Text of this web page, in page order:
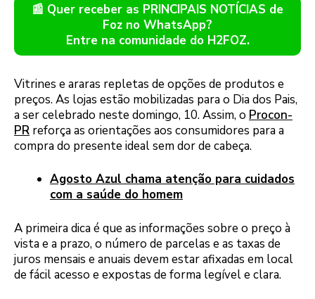
📰 Quer receber as PRINCIPAIS NOTÍCIAS de
Foz no WhatsApp?
Entre na comunidade do H2FOZ.
Vitrines e araras repletas de opções de produtos e
preços. As lojas estão mobilizadas para o Dia dos Pais,
a ser celebrado neste domingo, 10. Assim, o Procon-
PR reforça as orientações aos consumidores para a
compra do presente ideal sem dor de cabeça.
Agosto Azul chama atenção para cuidados
com a saúde do homem
A primeira dica é que as informações sobre o preço à
vista e a prazo, o número de parcelas e as taxas de
juros mensais e anuais devem estar afixadas em local
de fácil acesso e expostas de forma legível e clara.